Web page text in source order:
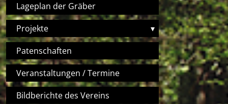
Lageplan der Gräber
Projekte
▾
Patenschaften
Veranstaltungen / Termine
Bildberichte des Vereins